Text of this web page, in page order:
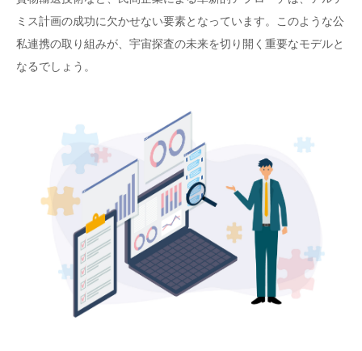
ミス計画の成功に欠かせない要素となっています。このような公
私連携の取り組みが、宇宙探査の未来を切り開く重要なモデルと
なるでしょう。